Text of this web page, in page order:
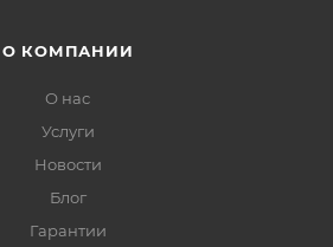
О КОМПАНИИ
О нас
Услуги
Новости
Блог
Гарантии